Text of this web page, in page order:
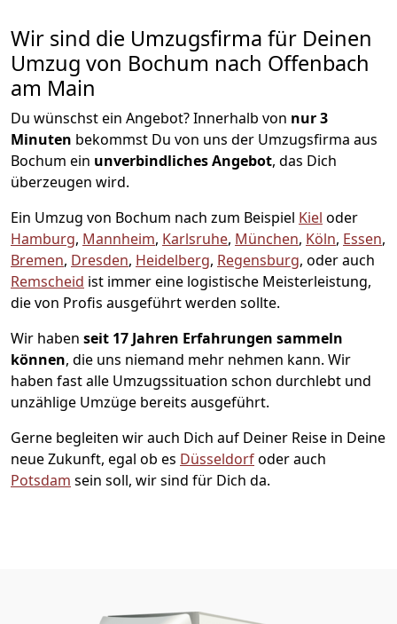
Wir sind die Umzugsfirma für Deinen
Umzug von Bochum nach Offenbach
am Main
Du wünschst ein Angebot? Innerhalb von nur 3
Minuten bekommst Du von uns der Umzugsfirma aus
Bochum ein unverbindliches Angebot, das Dich
überzeugen wird.
Ein Umzug von Bochum nach zum Beispiel Kiel oder
Hamburg, Mannheim, Karlsruhe, München, Köln, Essen,
Bremen, Dresden, Heidelberg, Regensburg, oder auch
Remscheid ist immer eine logistische Meisterleistung,
die von Profis ausgeführt werden sollte.
Wir haben seit 17 Jahren Erfahrungen sammeln
können, die uns niemand mehr nehmen kann. Wir
haben fast alle Umzugssituation schon durchlebt und
unzählige Umzüge bereits ausgeführt.
Gerne begleiten wir auch Dich auf Deiner Reise in Deine
neue Zukunft, egal ob es Düsseldorfoder auch
Potsdam sein soll, wir sind für Dich da.